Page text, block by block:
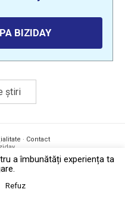
BIZIDAY
știri
· Contact
a îmbunătăți experiența ta
Refuz